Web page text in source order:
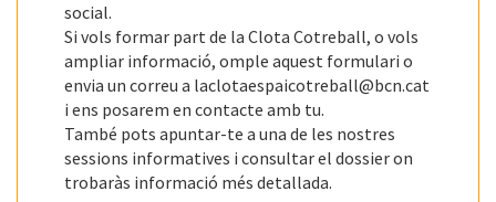
social.
Si vols formar part de la Clota Cotreball, o vols
ampliar informació, omple aquest formulari o
envia un correu a laclotaespaicotreball@bcn.cat
i ens posarem en contacte amb tu.
També pots apuntar-te a una de les nostres
sessions informatives i consultar el dossier on
trobaràs informació més detallada.